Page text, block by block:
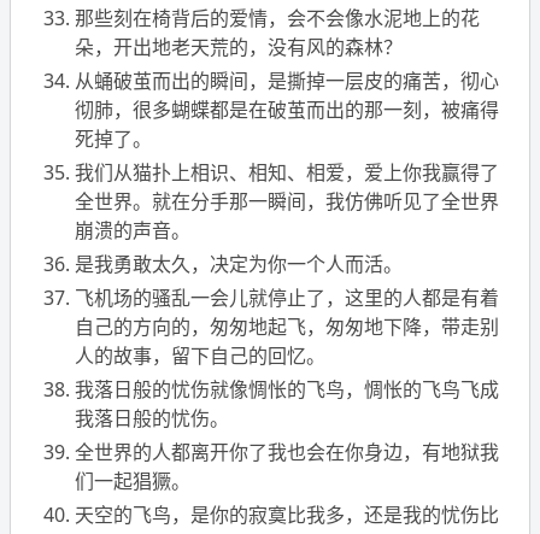
那些刻在椅背后的爱情，会不会像水泥地上的花
朵，开出地老天荒的，没有风的森林？
从蛹破茧而出的瞬间，是撕掉一层皮的痛苦，彻心
彻肺，很多蝴蝶都是在破茧而出的那一刻，被痛得
死掉了。
我们从猫扑上相识、相知、相爱，爱上你我赢得了
全世界。就在分手那一瞬间，我仿佛听见了全世界
崩溃的声音。
是我勇敢太久，决定为你一个人而活。
飞机场的骚乱一会儿就停止了，这里的人都是有着
自己的方向的，匆匆地起飞，匆匆地下降，带走别
人的故事，留下自己的回忆。
我落日般的忧伤就像惆怅的飞鸟，惆怅的飞鸟飞成
我落日般的忧伤。
全世界的人都离开你了我也会在你身边，有地狱我
们一起猖獗。
天空的飞鸟，是你的寂寞比我多，还是我的忧伤比